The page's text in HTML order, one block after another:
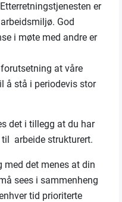
er
God
i møte med andre er
at våre
å stå i periodevis stor
det i tillegg at du har
til arbeide strukturert.
med det menes at din
sees i sammenheng
tid prioriterte